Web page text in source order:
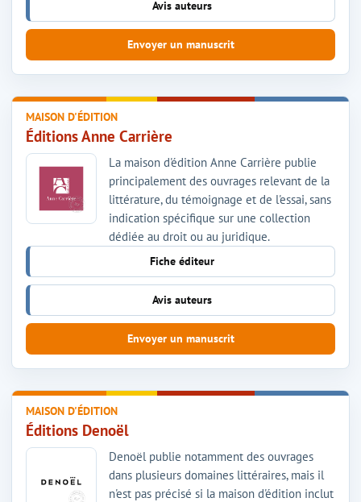
Avis auteurs
Envoyer un manuscrit
MAISON D'ÉDITION
Éditions Anne Carrière
La maison d'édition Anne Carrière publie
principalement des ouvrages relevant de la
littérature, du témoignage et de l'essai, sans
indication spécifique sur une collection
dédiée au droit ou au juridique.
Fiche éditeur
Avis auteurs
Envoyer un manuscrit
MAISON D'ÉDITION
Éditions Denoël
Denoël publie notamment des ouvrages
dans plusieurs domaines littéraires, mais il
n'est pas précisé si la maison d'édition inclut